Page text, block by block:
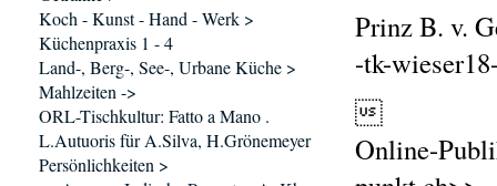
Prinz B. v.
-tk-
Online-
Koch - Kunst - Hand - Werk >
Küchenpraxis 1 - 4
Land-, Berg-, See-, Urbane Küche >
Mahlzeiten ->
ORL-Tischkultur: Fatto a Mano .
L.Autuoris für A.Silva, H.Grönemeyer
Persönlichkeiten >